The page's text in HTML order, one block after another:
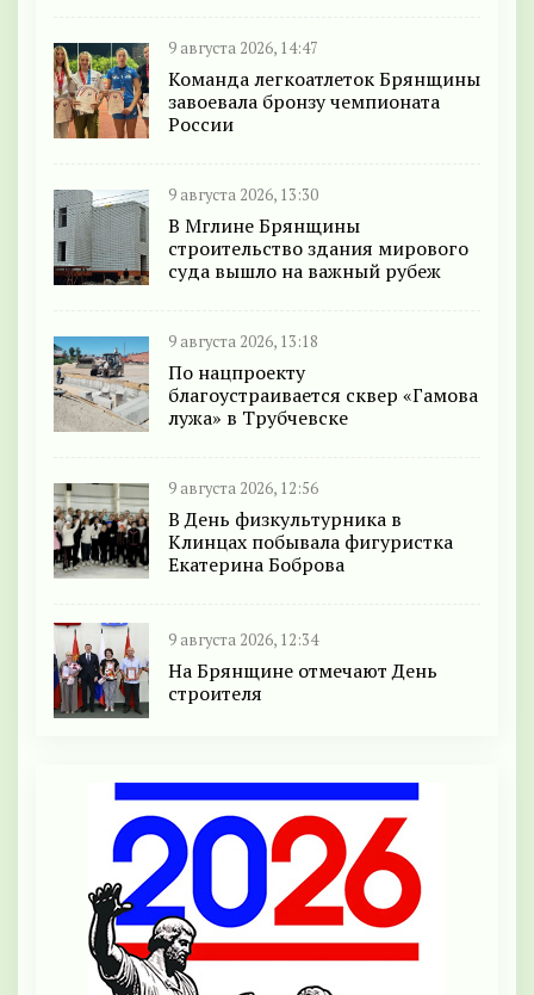
9 августа 2026, 14:47
Команда легкоатлеток Брянщины
завоевала бронзу чемпионата
России
9 августа 2026, 13:30
В Мглине Брянщины
строительство здания мирового
суда вышло на важный рубеж
9 августа 2026, 13:18
По нацпроекту
благоустраивается сквер «Гамова
лужа» в Трубчевске
9 августа 2026, 12:56
В День физкультурника в
Клинцах побывала фигуристка
Екатерина Боброва
9 августа 2026, 12:34
На Брянщине отмечают День
строителя